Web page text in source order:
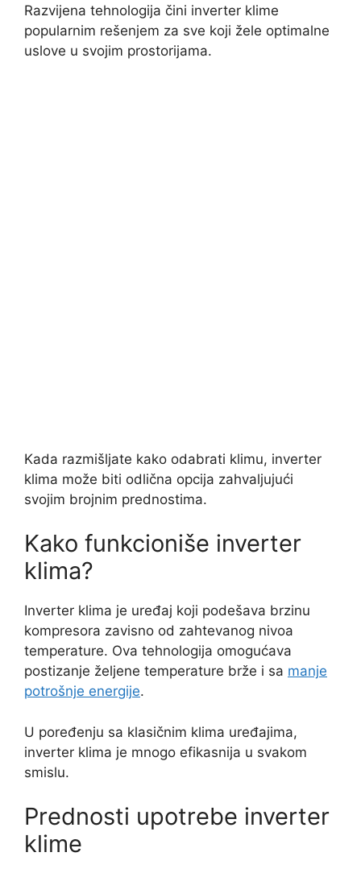
Razvijena tehnologija čini inverter klime
popularnim rešenjem za sve koji žele optimalne
uslove u svojim prostorijama.
Kada razmišljate kako odabrati klimu, inverter
klima može biti odlična opcija zahvaljujući
svojim brojnim prednostima.
Kako funkcioniše inverter
klima?
Inverter klima je uređaj koji podešava brzinu
kompresora zavisno od zahtevanog nivoa
temperature. Ova tehnologija omogućava
postizanje željene temperature brže i sa manje
potrošnje energije.
U poređenju sa klasičnim klima uređajima,
inverter klima je mnogo efikasnija u svakom
smislu.
Prednosti upotrebe inverter
klime